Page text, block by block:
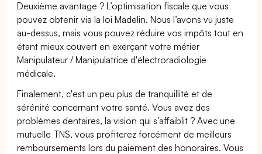
Deuxième avantage ? L’optimisation fiscale que vous
pouvez obtenir via la loi Madelin. Nous l’avons vu juste
au-dessus, mais vous pouvez réduire vos impôts tout en
étant mieux couvert en exerçant votre métier
Manipulateur / Manipulatrice d'électroradiologie
médicale.
Finalement, c'est un peu plus de tranquillité et de
sérénité concernant votre santé. Vous avez des
problèmes dentaires, la vision qui s’affaiblit ? Avec une
mutuelle TNS, vous profiterez forcément de meilleurs
remboursements lors du paiement des honoraires. Vous